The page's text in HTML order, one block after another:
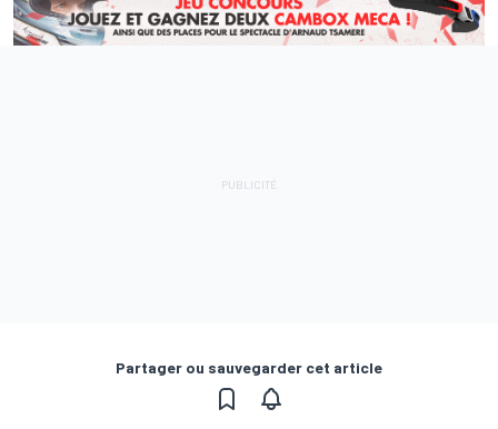
Partager ou sauvegarder cet article